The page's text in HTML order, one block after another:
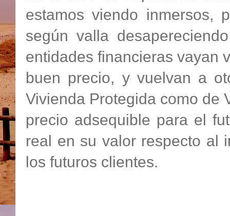
estamos viendo inmersos,
según valla
entidades financieras vayan
buen precio, y vuelvan a
Vivienda Protegida como de
precio adsequible para el
real en su valor respecto al
los futuros clientes.